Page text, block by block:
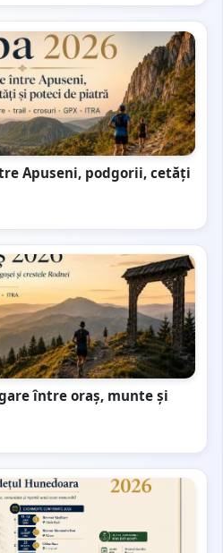
Apuseni, podgorii, cetăți
între oraș, munte și